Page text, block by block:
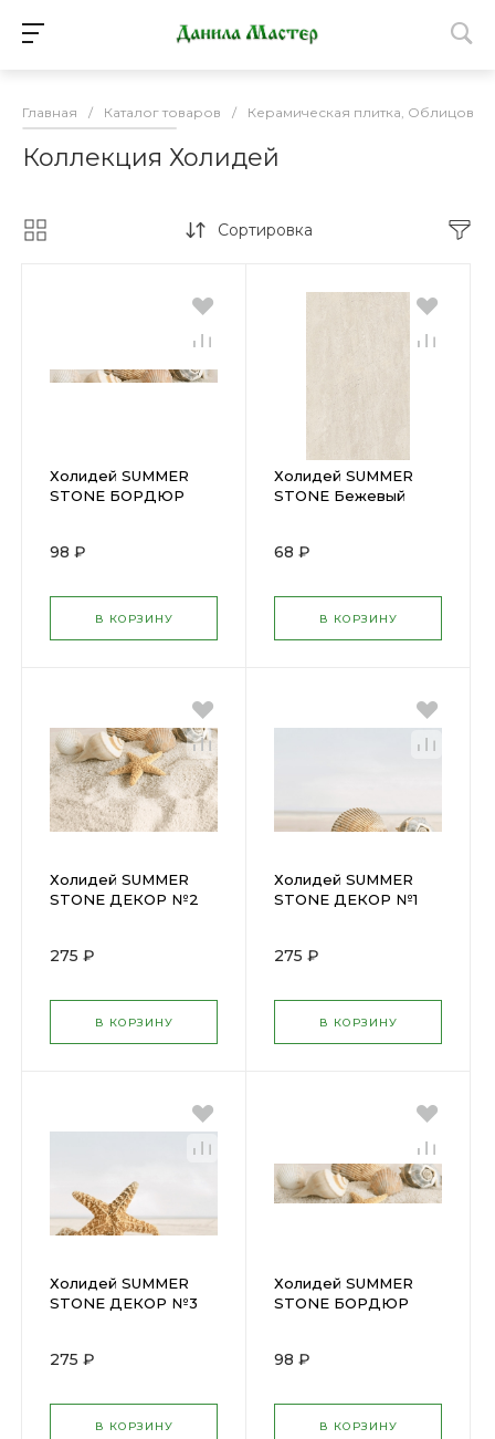
Главная / Каталог товаров / Керамическая плитка,
Коллекция Холидей
Сортировка
Холидей SUMMER
STONE БОРДЮР
98 ₽
В КОРЗИНУ
Холидей SUMMER
STONE Бежевый
68 ₽
В КОРЗИНУ
Холидей SUMMER
STONE ДЕКОР №2
275 ₽
В КОРЗИНУ
Холидей SUMMER
STONE ДЕКОР №1
275 ₽
В КОРЗИНУ
Холидей SUMMER
STONE ДЕКОР №3
275 ₽
В КОРЗИНУ
Холидей SUMMER
STONE БОРДЮР
98 ₽
В КОРЗИНУ